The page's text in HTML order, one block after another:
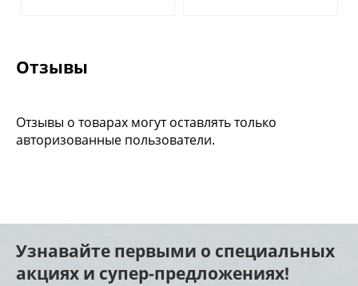
Отзывы
Отзывы о товарах могут оставлять только
авторизованные пользователи.
Узнавайте первыми о специальных
акциях и супер-предложениях!